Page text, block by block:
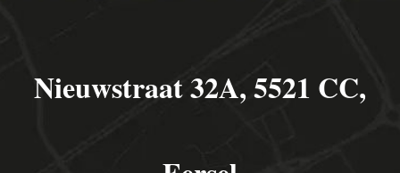
Nieuwstraat 32A, 5521 CC,